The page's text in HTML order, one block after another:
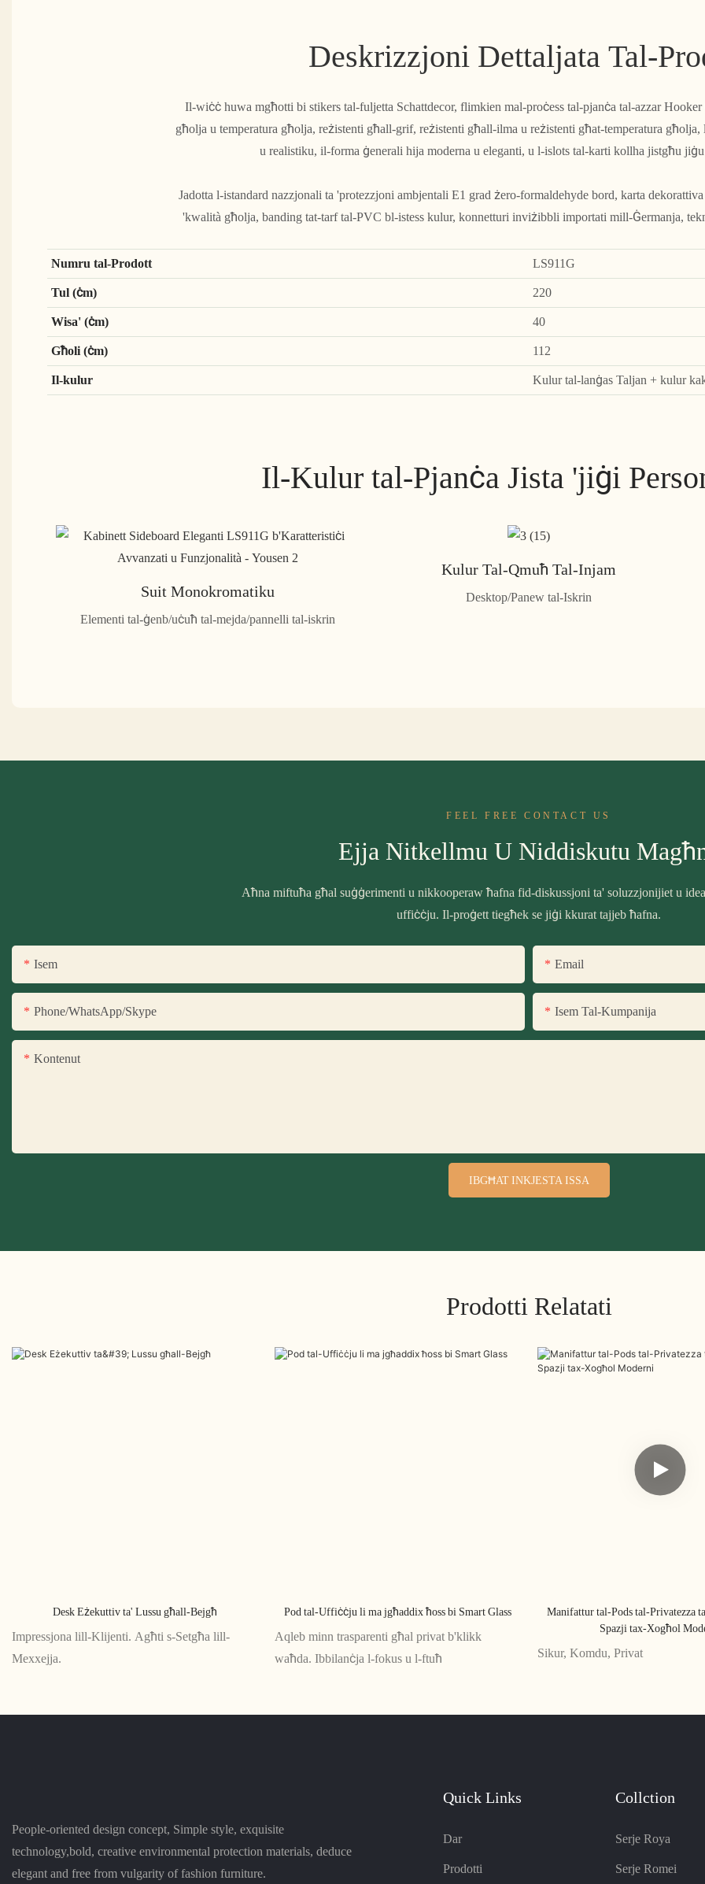
Deskrizzjoni Dettaljata Tal-
Il-wiċċ huwa mgħotti bi stikers tal-fuljetta Schattdecor, flimkien mal-proċess tal-pjanċa tal-azzar Hooker
għolja u temperatura għolja, reżistenti għall-grif, reżistenti għall-ilma u reżistenti għat-temperatura
u realistiku, il-forma ġenerali hija moderna u eleganti, u l-islots tal-karti kollha jistgħu
Jadotta l-istandard nazzjonali ta 'protezzjoni ambjentali E1 grad żero-formaldehyde bord, karta
'kwalità għolja, banding tat-tarf tal-PVC bl-istess kulur, konnetturi inviżibbli importati mill-Ġermanja,
Numru tal-Prodott
LS911G
Tul (ċm)
220
Wisa' (ċm)
40
Għoli (ċm)
112
Il-kulur
Kulur tal-lanġas Taljan + kulur
Il-Kulur tal-Pjanċa Jista 'jiġi
Suit Monokromatiku
Elementi tal-ġenb/uċuħ tal-mejda/pannelli tal-iskrin
Kulur Tal-Qmuħ Tal-Injam
Desktop/Panew tal-Iskrin
FEEL FREE CONTACT US
Ejja Nitkellmu U Niddiskutu
Aħna miftuħa għal suġġerimenti u nikkooperaw ħafna fid-diskussjoni ta' soluzzjonijiet u
uffiċċju. Il-proġett tiegħek se jiġi kkurat tajjeb ħafna.
Isem Email
Phone/WhatsApp/Skype Isem Tal-Kumpanija
Kontenut
IBGĦAT INKJESTA ISSA
Prodotti Relatati
Desk Eżekuttiv ta' Lussu għall-Bejgħ
Impressjona lill-Klijenti. Agħti s-Setgħa lill-
Mexxejja.
Pod tal-Uffiċċju li ma jgħaddix ħoss bi Smart Glass
Aqleb minn trasparenti għal privat b'klikk
waħda. Ibbilanċja l-fokus u l-ftuħ
Manifattur tal-Pods tal-Privatezza
Spazji tax-Xogħol
Sikur, Komdu, Privat
People-oriented design concept, Simple style, exquisite
technology,bold, creative environmental protection materials, deduce
elegant and free from vulgarity of fashion furniture.
Quick Links
Dar
Prodotti
Collction
Serje Roya
Serje Romei